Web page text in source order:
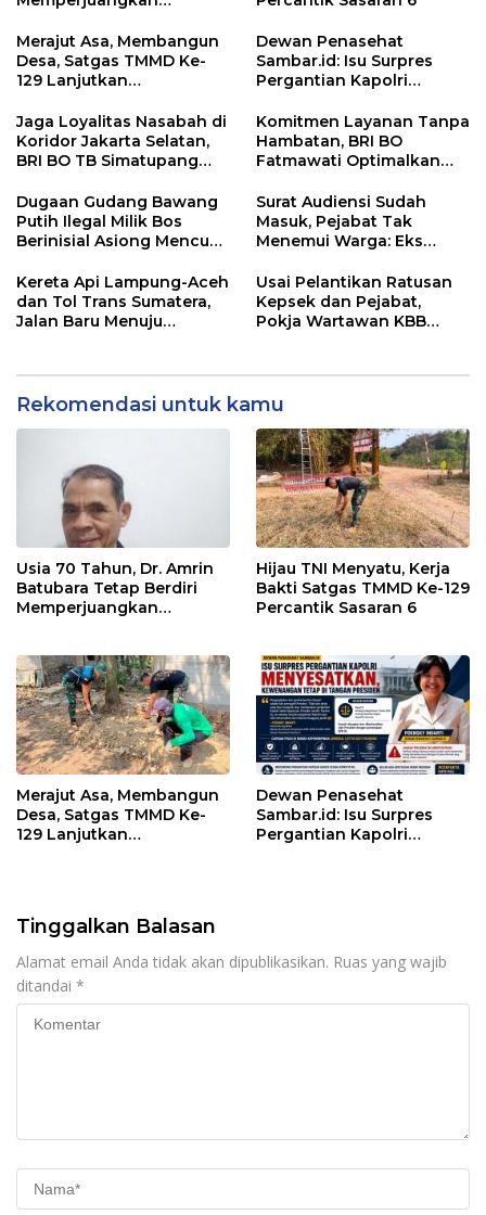
Merajut Asa, Membangun
Desa, Satgas TMMD Ke-
129 Lanjutkan
Dewan Penasehat
Sambar.id: Isu Surpres
Pergantian Kapolri
Kewenangan Mutlak di
Tangan Presiden
Jaga Loyalitas Nasabah di
Koridor Jakarta Selatan,
BRI BO TB Simatupang
Komitmen Layanan Tanpa
Hambatan, BRI BO
Fatmawati Optimalkan
Setiap Lini
Dugaan Gudang Bawang
Putih Ilegal Milik Bos
Berinisial Asiong Mencuat,
Didesak Bertindak
Surat Audiensi Sudah
Masuk, Pejabat Tak
Menemui Warga: Eks
Pelayanan Dinas
Transmigrasi Luwu Timur
Kereta Api Lampung-Aceh
dan Tol Trans Sumatera,
Jalan Baru Menuju
Usai Pelantikan Ratusan
Kepsek dan Pejabat,
Pokja Wartawan KBB
Rekomendasi untuk kamu
Usia 70 Tahun, Dr. Amrin
Batubara Tetap Berdiri
Memperjuangkan
Hijau TNI Menyatu, Kerja
Bakti Satgas TMMD Ke-129
Percantik Sasaran 6
Merajut Asa, Membangun
Desa, Satgas TMMD Ke-
129 Lanjutkan
Dewan Penasehat
Sambar.id: Isu Surpres
Pergantian Kapolri
Tinggalkan Balasan
Alamat email Anda tidak akan dipublikasikan. Ruas yang wajib
ditandai *